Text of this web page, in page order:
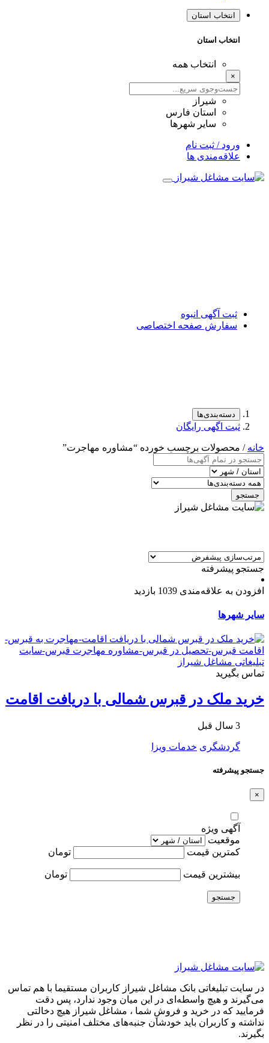
انتخاب استان
انتخاب استان
انتخاب همه
×
شیراز
استان فارس
سایر شهرها
ورود / ثبت نام
علاقه‌مندی ها
ثبت آگهی انبوه
سفارش صفحه اختصاصی
دسته‌بندی‌ها
ثبت اگهی رایگان
خانه / محصولات برچسب خورده “مشاوره مهاجرت”
جستجو
جستجو پیشرفته
افزودن به علاقه‌مندی 1039 بازدید
سایر شهرها
تماس بگیرید
خرید ملک در قبرس شمالی با دریافت اقامت
3 سال قبل
گردشگری خدمات ویزا
جستجو پیشرفته
×
آگهی ویژه
موقعیت
کمترین قیمت
تومان
بیشترین قیمت تومان
جستجو
در سایت تبلیغاتی بانک مشاغل شیراز کاربران مستقیما با هم تماس
می‌گیرند و هیچ واسطه‌ای در این میان وجود ندارد، پس دقت
فرمایید که در خرید و فروشِ شما ، مشاغل شیراز هیچ دخالتی
نداشته و کاربران باید خودشان جنبه‌های مختلف امنیتی را در نظر
بگیرند.